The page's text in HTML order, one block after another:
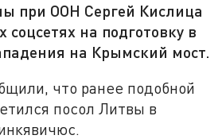
при ООН Сергей Кислица
соцсетях на подготовку в
на Крымский мост.
что ранее подобной
посол Литвы в